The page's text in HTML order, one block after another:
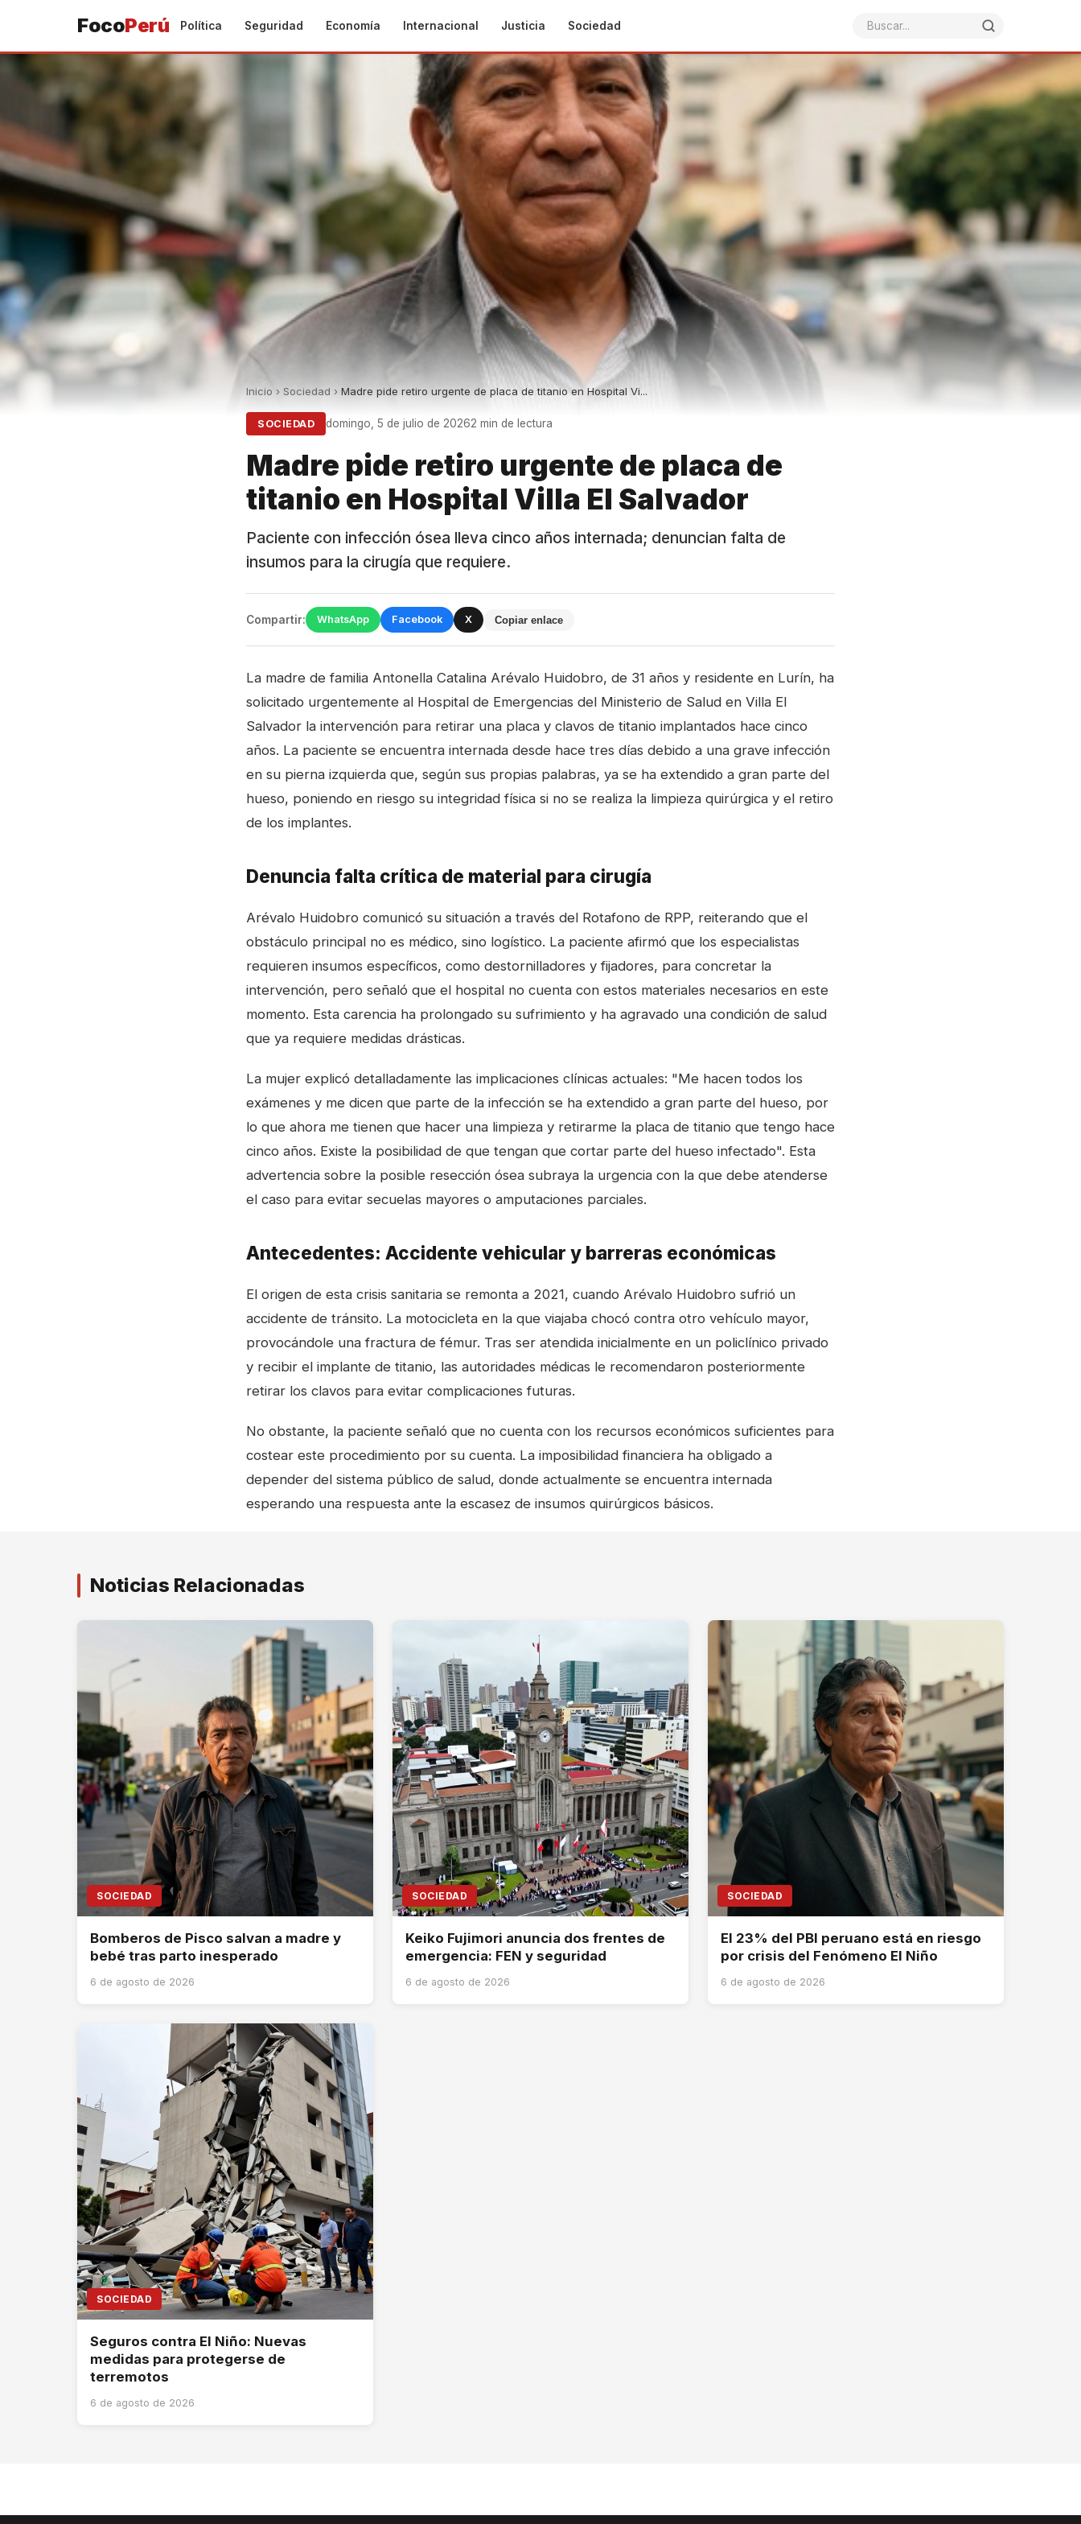
FocoPerú Política Seguridad Economía Internacional Justicia Sociedad
Inicio › Sociedad › Madre pide retiro urgente de placa de titanio en Hospital Vi...
SOCIEDAD domingo, 5 de julio de 20262 min de lectura
Madre pide retiro urgente de placa de
titanio en Hospital Villa El Salvador
Paciente con infección ósea lleva cinco años internada; denuncian falta de
insumos para la cirugía que requiere.
Compartir: WhatsApp Facebook X Copiar enlace
La madre de familia Antonella Catalina Arévalo Huidobro, de 31 años y residente en Lurín, ha
solicitado urgentemente al Hospital de Emergencias del Ministerio de Salud en Villa El
Salvador la intervención para retirar una placa y clavos de titanio implantados hace cinco
años. La paciente se encuentra internada desde hace tres días debido a una grave infección
en su pierna izquierda que, según sus propias palabras, ya se ha extendido a gran parte del
hueso, poniendo en riesgo su integridad física si no se realiza la limpieza quirúrgica y el retiro
de los implantes.
Denuncia falta crítica de material para cirugía
Arévalo Huidobro comunicó su situación a través del Rotafono de RPP, reiterando que el
obstáculo principal no es médico, sino logístico. La paciente afirmó que los especialistas
requieren insumos específicos, como destornilladores y fijadores, para concretar la
intervención, pero señaló que el hospital no cuenta con estos materiales necesarios en este
momento. Esta carencia ha prolongado su sufrimiento y ha agravado una condición de salud
que ya requiere medidas drásticas.
La mujer explicó detalladamente las implicaciones clínicas actuales: "Me hacen todos los
exámenes y me dicen que parte de la infección se ha extendido a gran parte del hueso, por
lo que ahora me tienen que hacer una limpieza y retirarme la placa de titanio que tengo hace
cinco años. Existe la posibilidad de que tengan que cortar parte del hueso infectado". Esta
advertencia sobre la posible resección ósea subraya la urgencia con la que debe atenderse
el caso para evitar secuelas mayores o amputaciones parciales.
Antecedentes: Accidente vehicular y barreras económicas
El origen de esta crisis sanitaria se remonta a 2021, cuando Arévalo Huidobro sufrió un
accidente de tránsito. La motocicleta en la que viajaba chocó contra otro vehículo mayor,
provocándole una fractura de fémur. Tras ser atendida inicialmente en un policlínico privado
y recibir el implante de titanio, las autoridades médicas le recomendaron posteriormente
retirar los clavos para evitar complicaciones futuras.
No obstante, la paciente señaló que no cuenta con los recursos económicos suficientes para
costear este procedimiento por su cuenta. La imposibilidad financiera ha obligado a
depender del sistema público de salud, donde actualmente se encuentra internada
esperando una respuesta ante la escasez de insumos quirúrgicos básicos.
Noticias Relacionadas
SOCIEDAD
Bomberos de Pisco salvan a madre y
bebé tras parto inesperado
6 de agosto de 2026
SOCIEDAD
Keiko Fujimori anuncia dos frentes de
emergencia: FEN y seguridad
6 de agosto de 2026
SOCIEDAD
El 23% del PBI peruano está en riesgo
por crisis del Fenómeno El Niño
6 de agosto de 2026
SOCIEDAD
Seguros contra El Niño: Nuevas
medidas para protegerse de
terremotos
6 de agosto de 2026